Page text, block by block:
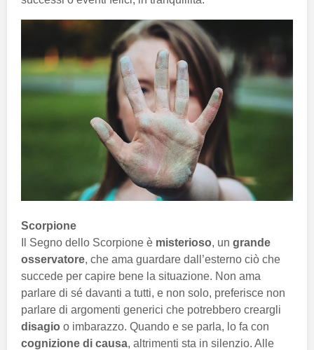
Scorpione
Il Segno dello Scorpione è misterioso, un grande
osservatore, che ama guardare dall’esterno ciò che
succede per capire bene la situazione. Non ama
parlare di sé davanti a tutti, e non solo, preferisce non
parlare di argomenti generici che potrebbero creargli
disagio o imbarazzo. Quando e se parla, lo fa con
cognizione di causa, altrimenti sta in silenzio. Alle